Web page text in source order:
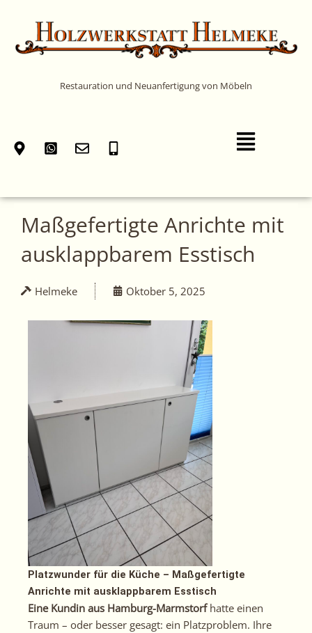
springen
Restauration und Neuanfertigung von Möbeln
Main
Menu
Maßgefertigte Anrichte mit
ausklappbarem Esstisch
Helmeke Oktober 5, 2025
Platzwunder für die Küche – Maßgefertigte
Anrichte mit ausklappbarem Esstisch
Eine Kundin aus Hamburg-Marmstorfhatte einen
Traum – oder besser gesagt: ein Platzproblem. Ihre